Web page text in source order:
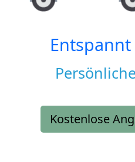
Kostenlose